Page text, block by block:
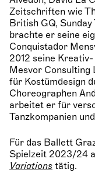
Zeitschriften wie
British GQ,
brachte er seine
Conquistador
2012 seine
Mesvor Consulting
für Kostümdesign
Choreographen
arbeitet er für
Tanzkompanien
Für das Ballett
Spielzeit 2023/24
Variations tätig.